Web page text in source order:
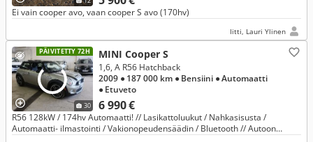
Ei vain cooper avo, vaan cooper S avo (170hv)
Iitti, Lauri Ylinen
PÄIVITETTY 72H
30
MINI Cooper S
6 990 €
1,6, A R56 Hatchback
2009 ● 187 000 km ● Bensiini ● Automaatti
● Etuveto
R56 128kW / 174hv Automaatti! // Lasikattoluukut / Nahkasisusta /
Automaatti- ilmastointi / Vakionopeudensäädin / Bluetooth // Autoon